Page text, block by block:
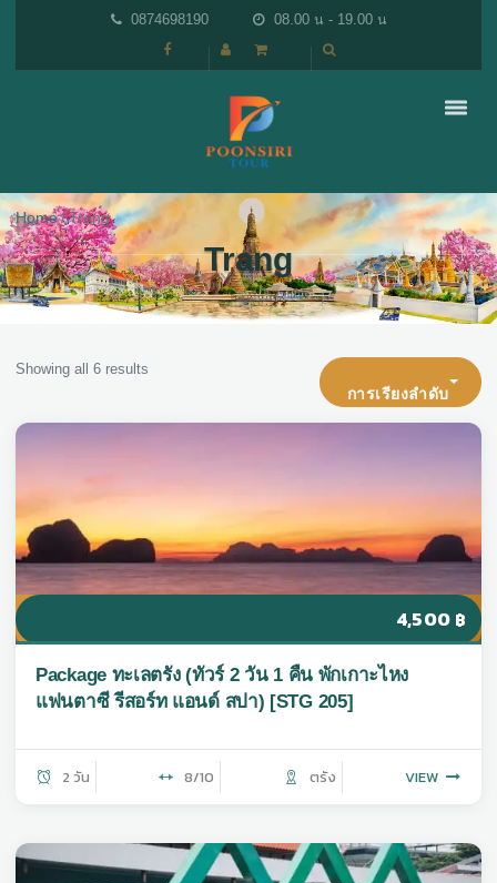
0874698190 08.00 น - 19.00 น
Home Trang
Trang
Showing all 6 results
การเรียงลำดับ
4,500 ฿
Package ทะเลตรัง (ทัวร์ 2 วัน 1 คืน พักเกาะไหง
แฟนตาซี รีสอร์ท แอนด์ สปา) [STG 205]
2 วัน 8/10 ตรัง VIEW